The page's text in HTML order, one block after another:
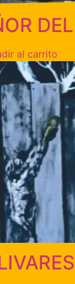
al carrito